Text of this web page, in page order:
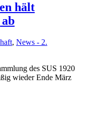
hält
, News - 2.
des SUS 1920
wieder Ende März